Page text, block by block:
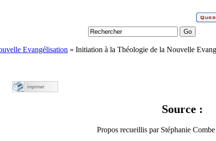
Evangélisation » Initiation à la Théologie de la Nouvelle
Source :
Propos recueillis par Stéphanie